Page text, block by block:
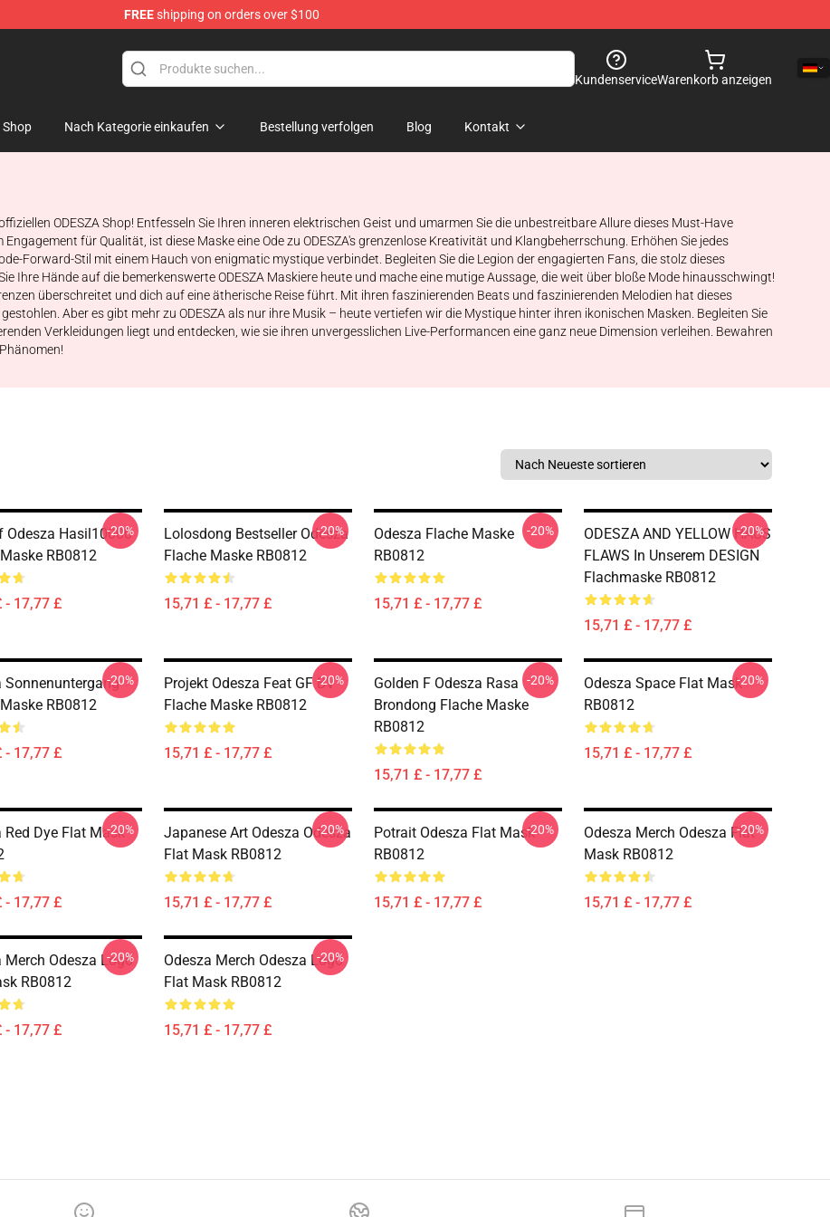
FREEshipping on orders over $100
KundenserviceWarenkorb anzeigen
Shop Nach Kategorie einkaufen Bestellung verfolgen Blog Kontakt
ODESZA Shop! Entfesseln Sie Ihren inneren elektrischen Geist und umarmen Sie die unbestreitbare Allure dieses Must-Have
für Qualität, ist diese Maske eine Ode zu ODESZA's grenzenlose Kreativität und Klangbeherrschung. Erhöhen Sie jedes
Forward-Stil mit einem Hauch von enigmatic mystique verbindet. Begleiten Sie die Legion der engagierten Fans, die stolz dieses
Ihre Hände auf die bemerkenswerte ODESZA Maskiere heute und mache eine mutige Aussage, die weit über bloße Mode hinausschwingt!
überschreitet und dich auf eine ätherische Reise führt. Mit ihren faszinierenden Beats und faszinierenden Melodien hat dieses
Aber es gibt mehr zu ODESZA als nur ihre Musik – heute vertiefen wir die Mystique hinter ihren ikonischen Masken. Begleiten Sie
Verkleidungen liegt und entdecken, wie sie ihren unvergesslichen Live-Performancen eine ganz neue Dimension verleihen. Bewahren
Odesza Hasil10000
RB0812
- 17,77 £
-20%
Lolosdong Bestseller Odesza
Flache Maske RB0812
15,71 £ - 17,77 £
-20%
Odesza Flache Maske
RB0812
15,71 £ - 17,77 £
-20%
ODESZA AND YELLOW HAUS
FLAWS In Unserem DESIGN
Flachmaske RB0812
15,71 £ - 17,77 £
-20%
Sonnenuntergang
RB0812
- 17,77 £
-20%
Projekt Odesza Feat GF BV
Flache Maske RB0812
15,71 £ - 17,77 £
-20%
Golden F Odesza Rasa
Brondong Flache Maske
RB0812
15,71 £ - 17,77 £
-20%
Odesza Space Flat Mask
RB0812
15,71 £ - 17,77 £
-20%
Red Dye Flat Mask
- 17,77 £
-20%
Japanese Art Odesza Odesza
Flat Mask RB0812
15,71 £ - 17,77 £
-20%
Potrait Odesza Flat Mask
RB0812
15,71 £ - 17,77 £
-20%
Odesza Merch Odesza Flat
Mask RB0812
15,71 £ - 17,77 £
-20%
Merch Odesza Logo
RB0812
- 17,77 £
-20%
Odesza Merch Odesza Logo
Flat Mask RB0812
15,71 £ - 17,77 £
-20%